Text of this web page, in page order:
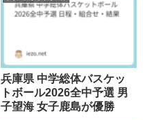
兵庫県 中学総体バスケッ
トボール2026全中予選 男
子望海 女子鹿島が優勝